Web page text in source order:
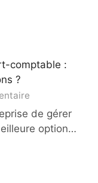
chez
clé
d’une
comptable :
?
Contacter
un
expert-
de gérer
option…